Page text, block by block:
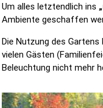
Um alles letztendlich ins
Ambiente geschaffen
Die Nutzung des
vielen Gästen
Beleuchtung nicht mehr